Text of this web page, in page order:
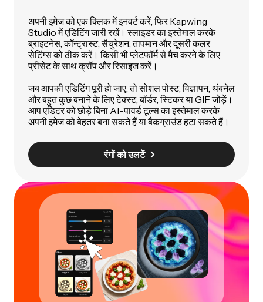
अपनी इमेज को एक क्लिक में इनवर्ट करें, फिर Kapwing
Studio में एडिटिंग जारी रखें। स्लाइडर का इस्तेमाल करके
ब्राइटनेस, कॉन्ट्रास्ट,सैचुरेशन, तापमान और दूसरी कलर
सेटिंग्स को ठीक करें। किसी भी प्लेटफॉर्म से मैच करने के लिए
प्रीसेट के साथ क्रॉप और रिसाइज करें।
जब आपकी एडिटिंग पूरी हो जाए, तो सोशल पोस्ट, विज्ञापन, थंबनेल
और बहुत कुछ बनाने के लिए टेक्स्ट, बॉर्डर, स्टिकर या GIF जोड़ें।
आप एडिटर को छोड़े बिना AI-पावर्ड टूल्स का इस्तेमाल करके
अपनी इमेज कोबेहतर बना सकते हैंया बैकग्राउंड हटा सकते हैं।
रंगों को उलटें